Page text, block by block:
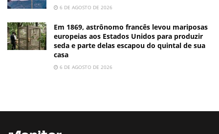
6 DE AGOSTO DE 2026
Em 1869, astrônomo francês levou mariposas
europeias aos Estados Unidos para produzir
seda e parte delas escapou do quintal de sua
casa
6 DE AGOSTO DE 2026